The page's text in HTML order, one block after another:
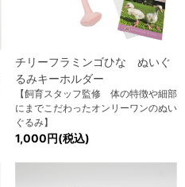
チリーフラミンゴひな ぬいぐ
るみキーホルダー
【飼育スタッフ監修 体の特徴や細部
にまでこだわったオンリーワンのぬい
ぐるみ】
1,000円(税込)